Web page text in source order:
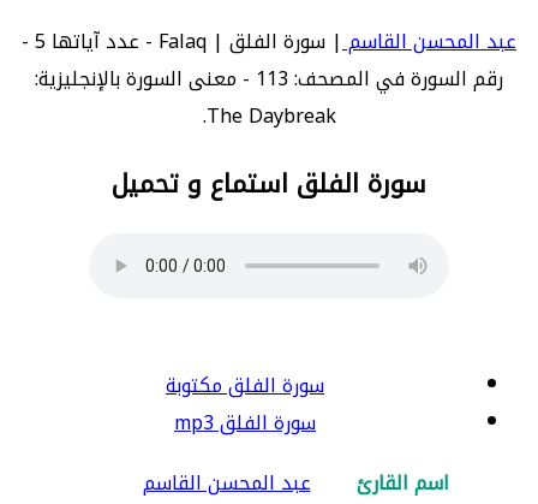
عبد المحسن القاسم
| سورة الفلق | Falaq - عدد آياتها 5 -
رقم السورة في المصحف: 113 - معنى السورة بالإنجليزية:
The Daybreak.
سورة الفلق استماع و تحميل
سورة الفلق مكتوبة
سورة الفلق mp3
اسم القارئ
عبد المحسن القاسم